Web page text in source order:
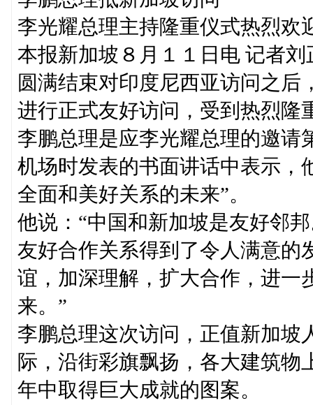
李光耀总理主持隆重仪式热烈欢
本报新加坡８月１１日电 记者
圆满结束对印度尼西亚访问之
进行正式友好访问，受到热烈隆
李鹏总理是应李光耀总理的邀请
机场时发表的书面讲话中表示，
全面和美好关系的未来”。
他说：“中国和新加坡是友好邻
友好合作关系得到了令人满意的
谊，加深理解，扩大合作，进一
来。”
李鹏总理这次访问，正值新加坡
际，沿街彩旗飘扬，各大建筑物
年中取得巨大成就的图案。